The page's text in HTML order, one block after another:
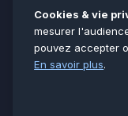
Essonne
Seine-et-Marne
Voir toutes les
Cookies & vie
mesurer
pouvez accepter
En savoir plus.